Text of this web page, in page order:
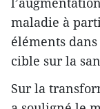
maladie à
éléments
cible sur la
Sur la